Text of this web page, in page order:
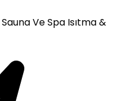
Sauna Ve Spa Isıtma &